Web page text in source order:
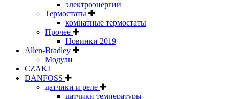
электроэнергии
Термостаты
комнатные термостаты
Прочее
Новинки 2019
Allen-Bradley
Модули
CZAKI
DANFOSS
датчики и реле
датчики температуры